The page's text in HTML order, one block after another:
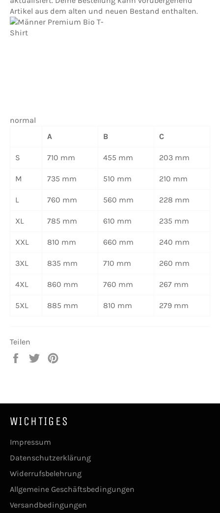
Artikel aus dem alten und neuen Bestand enthalten.
normal
A
B C
S 710 mm 455 mm 203 mm
M 735 mm 510 mm 210 mm
L 760 mm 560 mm 228 mm
XL 785 mm 610 mm 235 mm
XXL 810 mm 660 mm 240 mm
3XL 835 mm 710 mm 260 mm
4XL 860 mm 760 mm 267 mm
5XL 885 mm 810 mm 279 mm
Teilen
Auf
Auf
WICHTIGES
Impressum
Datenschutzerklärung
Widerrufsbelehrung
Allgemeine Geschäftsbedingungen
Versandbedingungen